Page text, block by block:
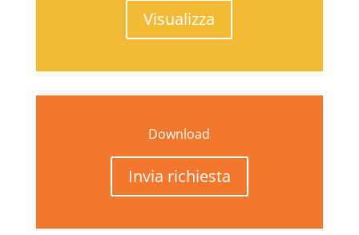
Visualizza
Download
Invia richiesta